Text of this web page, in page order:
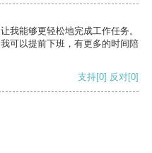
我能够更轻松地完成工作任务。
可以提前下班，有更多的时间陪
支持[0] 反对[0]